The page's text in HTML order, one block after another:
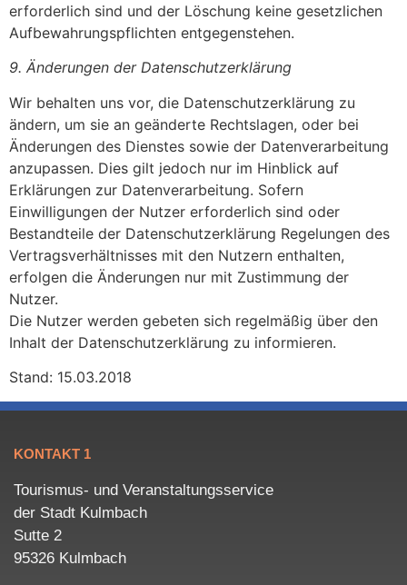
erforderlich sind und der Löschung keine gesetzlichen
Aufbewahrungspflichten entgegenstehen.
9. Änderungen der Datenschutzerklärung
Wir behalten uns vor, die Datenschutzerklärung zu
ändern, um sie an geänderte Rechtslagen, oder bei
Änderungen des Dienstes sowie der Datenverarbeitung
anzupassen. Dies gilt jedoch nur im Hinblick auf
Erklärungen zur Datenverarbeitung. Sofern
Einwilligungen der Nutzer erforderlich sind oder
Bestandteile der Datenschutzerklärung Regelungen des
Vertragsverhältnisses mit den Nutzern enthalten,
erfolgen die Änderungen nur mit Zustimmung der
Nutzer.
Die Nutzer werden gebeten sich regelmäßig über den
Inhalt der Datenschutzerklärung zu informieren.
Stand: 15.03.2018
KONTAKT 1
Tourismus- und Veranstaltungsservice
der Stadt Kulmbach
Sutte 2
95326 Kulmbach